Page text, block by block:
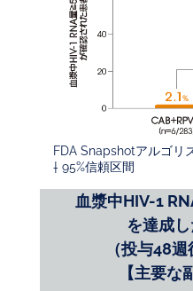
FDA Snapshotアルゴリ
† 95%信頼区間
血漿中HIV-1
を達成
（投与48
【主要な